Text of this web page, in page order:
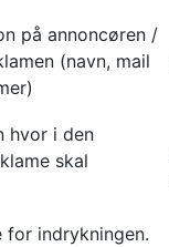
på annoncøren /
(navn, mail
hvor i den
skal
for indrykningen.